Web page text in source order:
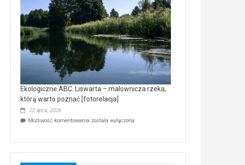
[wideo]
Ekologiczne ABC. Liswarta – malownicza rzeka,
którą warto poznać [fotorelacja]
22 lipca, 2026
Możliwość komentowania Ekologiczne
–
malownicza
została wyłączona